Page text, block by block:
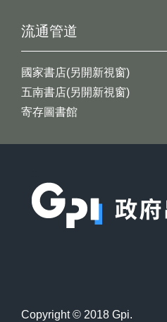
流通管道
國家書店(另開新視窗)
五南書店(另開新視窗)
寄存圖書館
Copyright © 2018 Gpi.